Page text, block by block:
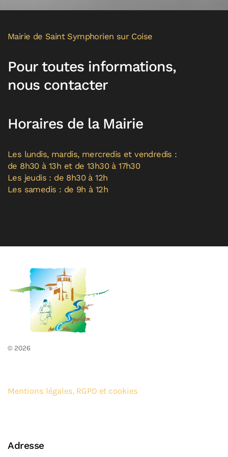
Mairie de Saint Symphorien sur Coise
Pour toutes informations,
nous contacter
Horaires de la Mairie
Les lundis, mardis, mercredis et vendredis :
de 8h30 à 13h et de 13h30 à 17h30
Les jeudis : de 8h30 à 12h
Les samedis : de 9h à 12h
© 2026
Mentions légales, RGPD et cookies
Adresse